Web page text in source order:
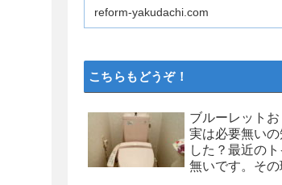
reform-yakudachi.com
こちらもどうぞ！
ブルーレット
実は必要無いの
した？最近の
無いです。その